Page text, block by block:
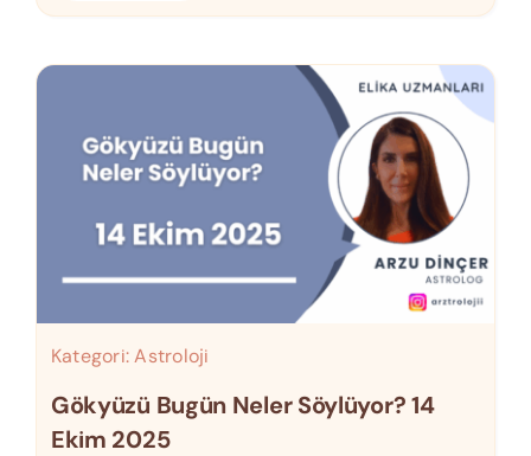
Kategori:Astroloji
Gökyüzü Bugün Neler Söylüyor? 14
Ekim 2025